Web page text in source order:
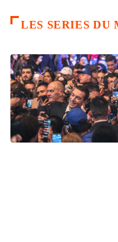
LES SERIES DU